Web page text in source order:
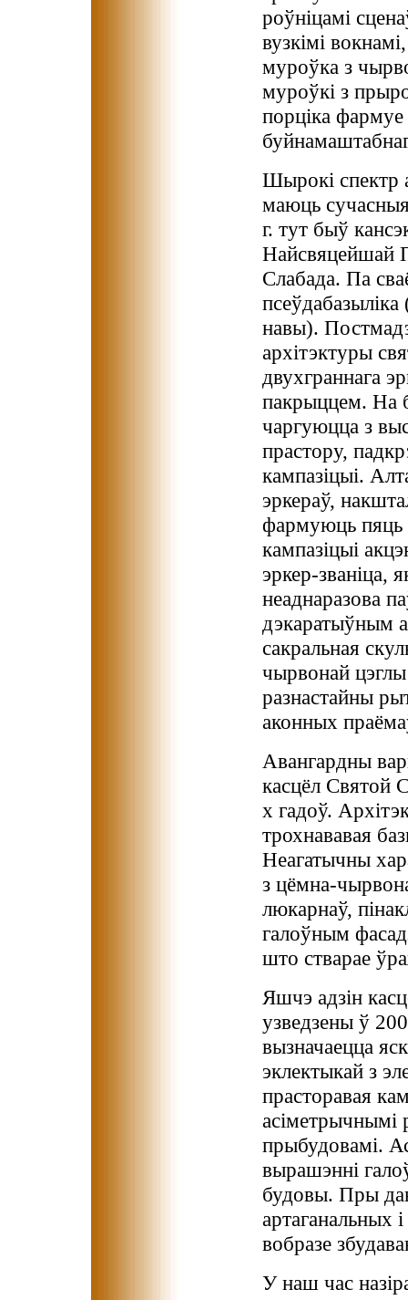
роўніцамі
вузкімі
муроўка з
муроўкі з
порціка
Шырокі спектр
маюць
г. тут быў
Найсвяцейшай
Слабада. Па
навы).
архітэктуры
двухграннага
пакрыццем. На
чаргуюцца з
прастору,
кампазіцыі.
эркераў,
фармуюць пяць
кампазіцыі
эркер-званіца,
неаднаразова
дэкаратыўным
сакральная
чырвонай цэглы
разнастайны
аконных
Авангардны
касцёл Святой
х гадоў.
трохнававая
Неагатычны
з цёмна-
люкарнаў,
галоўным
што стварае
Яшчэ адзін
узведзены ў
вызначаецца
эклектыкай з
прасторавая
асіметрычнымі
прыбудовамі.
вырашэнні
будовы. Пры
артаганальных
вобразе
У наш час